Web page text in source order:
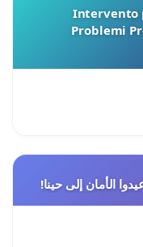
Intervento
Problemi